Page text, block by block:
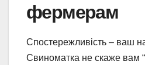
фермерам
Спостережливість – ваш
Свиноматка не скаже вам